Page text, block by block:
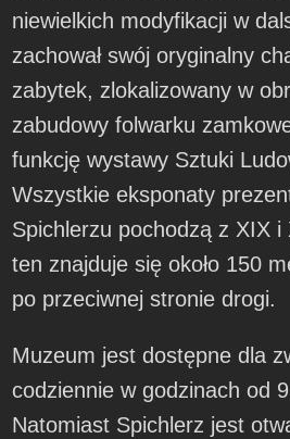
niewielkich modyfikacji w
zachował swój oryginalny
zabytek, zlokalizowany w
zabudowy folwarku
funkcję wystawy Sztuki
Wszystkie eksponaty
Spichlerzu pochodzą z XIX
ten znajduje się około 150
po przeciwnej stronie drogi.
Muzeum jest dostępne dla
codziennie w godzinach od
Natomiast Spichlerz jest